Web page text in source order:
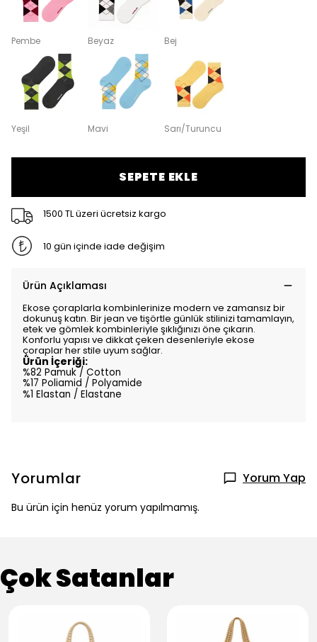
Pembe Beyaz Bej
Yeşil Mavi Sarı/Turuncu
SEPETE EKLE
1500 TL üzeri ücretsiz kargo
10 gün içinde iade değişim
Ürün Açıklaması
Ekose çoraplarla kombinlerinize modern ve zamansız bir
dokunuş katın. Bir jean ve tişörtle günlük stilinizi tamamlayın,
etek ve gömlek kombinleriyle şıklığınızı öne çıkarın.
Konforlu yapısı ve dikkat çeken desenleriyle ekose
çoraplar her stile uyum sağlar.
Ürün İçeriği:
%82 Pamuk / Cotton
%17 Poliamid / Polyamide
%1 Elastan / Elastane
Yorumlar Yorum Yap
Bu ürün için henüz yorum yapılmamış.
Çok Satanlar